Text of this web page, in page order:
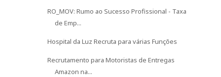
RO_MOV: Rumo ao Sucesso Profissional - Taxa
de Emp...
Hospital da Luz Recruta para várias Funções
Recrutamento para Motoristas de Entregas
Amazon na...